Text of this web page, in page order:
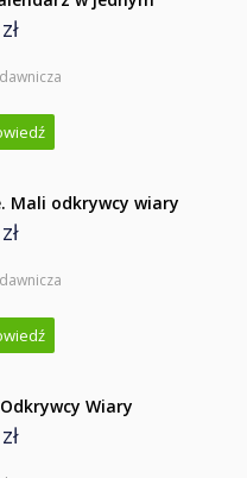
Mali odkrywcy wiary
Wiary